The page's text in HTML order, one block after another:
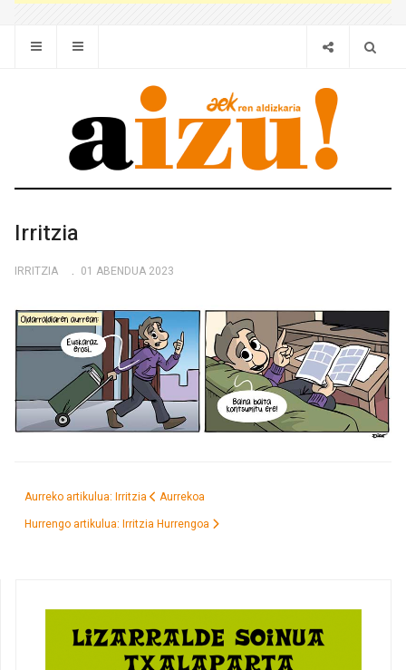
Irritzia
IRRITZIA 01 ABENDUA 2023
Aurreko artikulua: Irritzia
Aurrekoa
Hurrengo artikulua: Irritzia Hurrengoa